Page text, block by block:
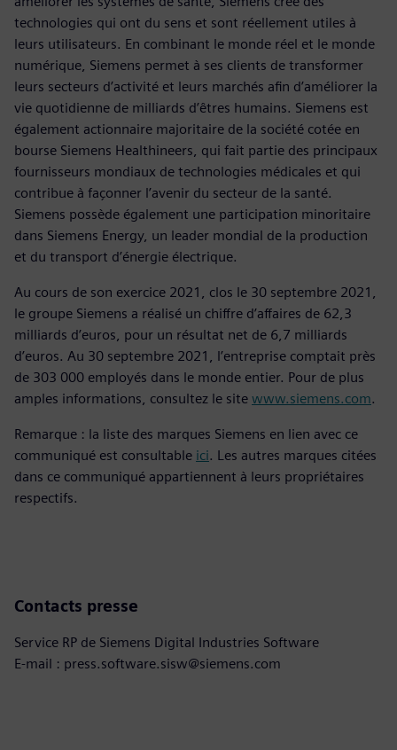
technologies qui ont du sens et sont réellement utiles à
leurs utilisateurs. En combinant le monde réel et le monde
numérique, Siemens permet à ses clients de transformer
leurs secteurs d’activité et leurs marchés afin d’améliorer la
vie quotidienne de milliards d’êtres humains. Siemens est
également actionnaire majoritaire de la société cotée en
bourse Siemens Healthineers, qui fait partie des principaux
fournisseurs mondiaux de technologies médicales et qui
contribue à façonner l’avenir du secteur de la santé.
Siemens possède également une participation minoritaire
dans Siemens Energy, un leader mondial de la production
et du transport d’énergie électrique.
Au cours de son exercice 2021, clos le 30 septembre 2021,
le groupe Siemens a réalisé un chiffre d’affaires de 62,3
milliards d’euros, pour un résultat net de 6,7 milliards
d’euros. Au 30 septembre 2021, l’entreprise comptait près
de 303 000 employés dans le monde entier. Pour de plus
amples informations, consultez le site www.siemens.com.
Remarque : la liste des marques Siemens en lien avec ce
communiqué est consultable ici. Les autres marques citées
dans ce communiqué appartiennent à leurs propriétaires
respectifs.
Contacts presse
Service RP de Siemens Digital Industries Software
E-mail : press.software.sisw@siemens.com